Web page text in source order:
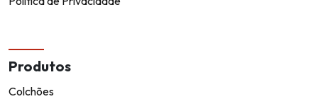
Produtos
Colchões